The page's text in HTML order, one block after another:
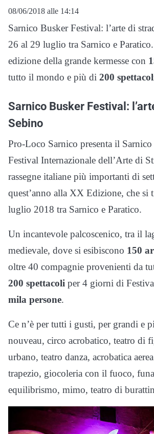
08/06/2018 alle 14:14
Sarnico Busker Festival: l’arte di
26 al 29 luglio tra Sarnico e Paratico.
edizione della grande kermesse con
tutto il mondo e più di 200
Sarnico Busker Festival:
Sebino
Pro-Loco Sarnico presenta il
Festival Internazionale dell’Arte di
rassegne italiane più importanti di
quest’anno alla XX Edizione, che si
luglio 2018 tra Sarnico e Paratico.
Un incantevole palcoscenico, tra il
medievale, dove si esibiscono 150
oltre 40 compagnie provenienti da
200 spettacoli per 4 giorni di
mila persone.
Ce n’è per tutti i gusti, per grandi e
nouveau, circo acrobatico, teatro di
urbano, teatro danza, acrobatica
trapezio, giocoleria con il fuoco,
equilibrismo, mimo, teatro di